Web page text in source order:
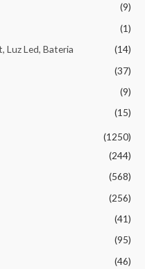
(9)
(1)
Led, Bateria
(14)
(37)
(9)
(15)
(1250)
(244)
(568)
(256)
(41)
(95)
(46)